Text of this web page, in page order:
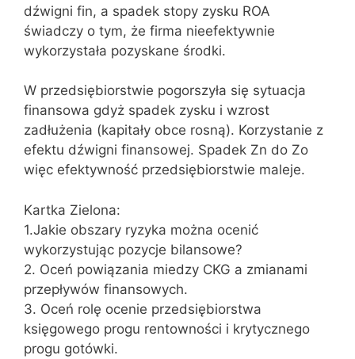
dźwigni fin, a spadek stopy zysku ROA
świadczy o tym, że firma nieefektywnie
wykorzystała pozyskane środki.
W przedsiębiorstwie pogorszyła się sytuacja
finansowa gdyż spadek zysku i wzrost
zadłużenia (kapitały obce rosną). Korzystanie z
efektu dźwigni finansowej. Spadek Zn do Zo
więc efektywność przedsiębiorstwie maleje.
Kartka Zielona:
1.Jakie obszary ryzyka można ocenić
wykorzystując pozycje bilansowe?
2. Oceń powiązania miedzy CKG a zmianami
przepływów finansowych.
3. Oceń rolę ocenie przedsiębiorstwa
księgowego progu rentowności i krytycznego
progu gotówki.